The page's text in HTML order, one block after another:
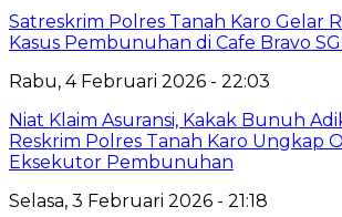
Satreskrim Polres Tanah Karo Gelar
Kasus Pembunuhan di Cafe Bravo
Rabu, 4 Februari 2026 - 22:03
Niat Klaim Asuransi, Kakak Bunuh
Reskrim Polres Tanah Karo Ungkap
Eksekutor Pembunuhan
Selasa, 3 Februari 2026 - 21:18